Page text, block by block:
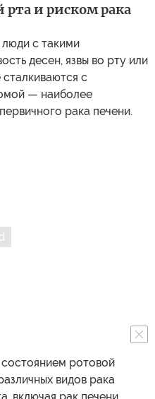
и риском рака
люди с такими
десен, язвы во рту или
с
— наиболее
рака печени.
ротовой
видов рака
включая рак печени,